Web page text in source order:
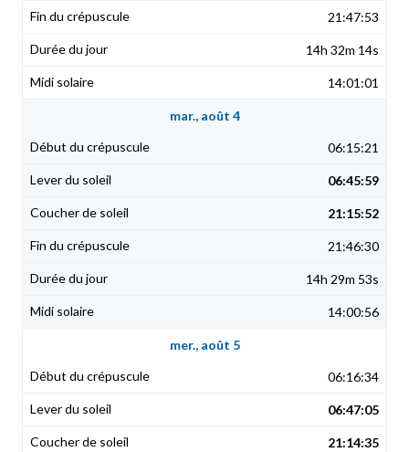
21:47:53
14h 32m 14s
14:01:01
mar., août 4
06:15:21
06:45:59
21:15:52
21:46:30
14h 29m 53s
14:00:56
mer., août 5
06:16:34
06:47:05
21:14:35